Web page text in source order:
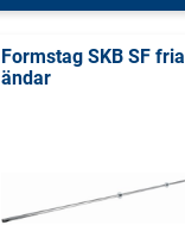
Formstag SKB SF fria
ändar